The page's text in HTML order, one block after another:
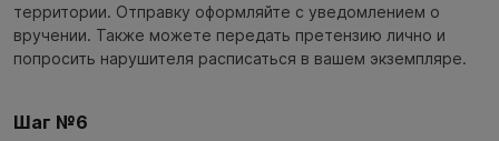
территории. Отправку оформляйте с уведомлением о
вручении. Также можете передать претензию лично и
попросить нарушителя расписаться в вашем экземпляре.
Шаг №6